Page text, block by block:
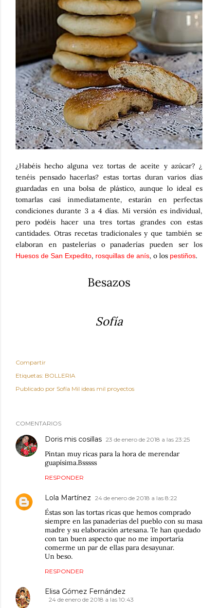
¿Habéis hecho alguna vez tortas de aceite y azúcar? ¿
tenéis pensado hacerlas? estas tortas duran varios días
guardadas en una bolsa de plástico, aunque lo ideal es
tomarlas casi inmediatamente, estarán en perfectas
condiciones durante 3 a 4 días. Mi versión es individual,
pero podéis hacer una tres tortas grandes con estas
cantidades. Otras recetas tradicionales y que también se
elaboran en pastelerías o panaderías pueden ser los
Huesos de San Expedito, rosquillas de anís, o los pestiños.
Besazos
Sofía
Compartir
Etiquetas: BOLLERIA
Publicado por Sofía Mil ideas mil proyectos
COMENTARIOS
Doris mis cosillas 23 de enero de 2018 a las 23:25
Pintan muy ricas para la hora de merendar
guapísima.Bsssss
RESPONDER
Lola Martínez 24 de enero de 2018 a las 8:22
Éstas son las tortas ricas que hemos comprado
siempre en las panaderias del pueblo con su masa
madre y su elaboración artesana. Te han quedado
con tan buen aspecto que no me importaría
comerme un par de ellas para desayunar.
Un beso.
RESPONDER
Elisa Gómez Fernández
24 de enero de 2018 a las 10:43